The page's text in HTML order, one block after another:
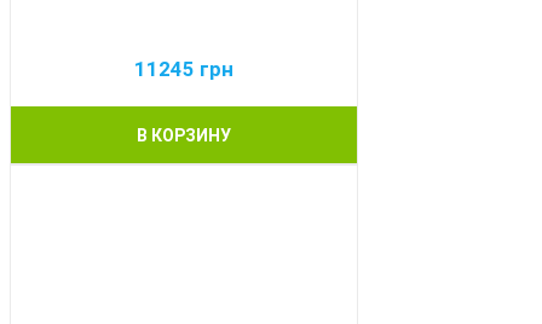
11245 грн
В КОРЗИНУ